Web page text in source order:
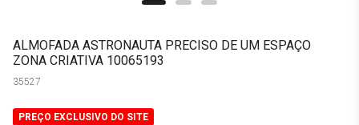
ALMOFADA ASTRONAUTA PRECISO DE UM ESPAÇO
ZONA CRIATIVA 10065193
35527
PREÇO EXCLUSIVO DO SITE